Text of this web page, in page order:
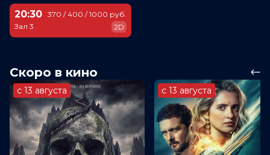
20:30
Зал 3
370 / 400 / 1000 руб.
2D
Скоро в кино
с 13 августа с 13 августа